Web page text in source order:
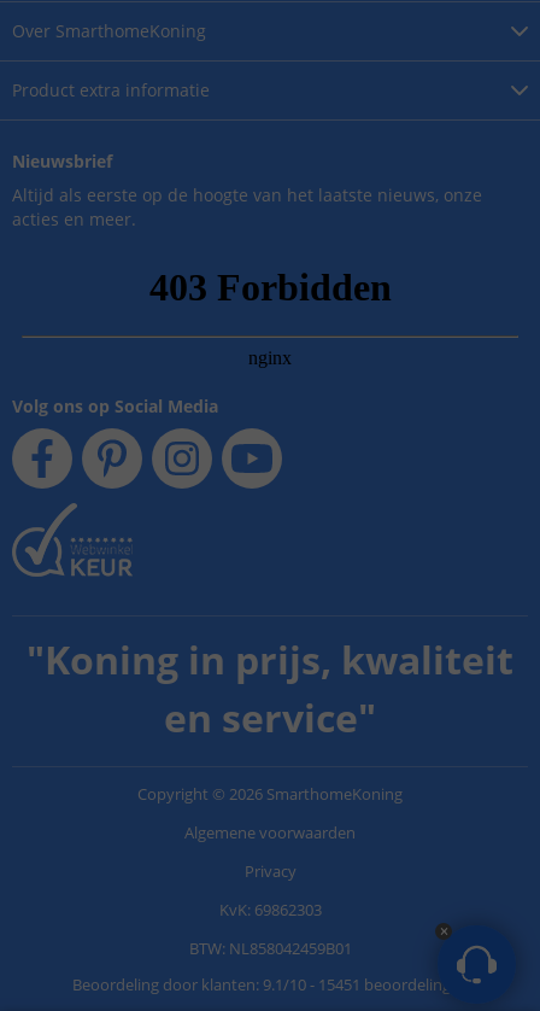
Over SmarthomeKoning
Product extra informatie
Nieuwsbrief
Altijd als eerste op de hoogte van het laatste nieuws, onze
acties en meer.
Volg ons op Social Media
"Koning in prijs, kwaliteit
en service"
Copyright © 2026 SmarthomeKoning
Algemene voorwaarden
Privacy
KvK: 69862303
BTW: NL858042459B01
Beoordeling door klanten: 9.1/10- 15451 beoordelingen